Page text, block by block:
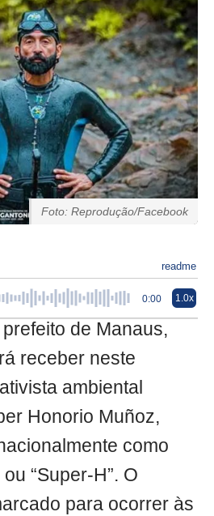
Foto: Reprodução/Facebook
readme
0:00 1.0x
de Manaus,
receber neste
ambiental
Honorio Muñoz,
como
“Super-H”. O
para ocorrer às